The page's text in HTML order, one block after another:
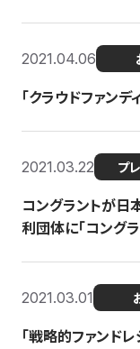
2021.04.06
「クラウドファン
2021.03.22 プ
コングラントが日
利団体に「コング
2021.03.01
「戦略的ファンド